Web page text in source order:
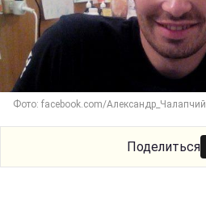
Фото: facebook.com/Александр_Чалапчий
Поделиться